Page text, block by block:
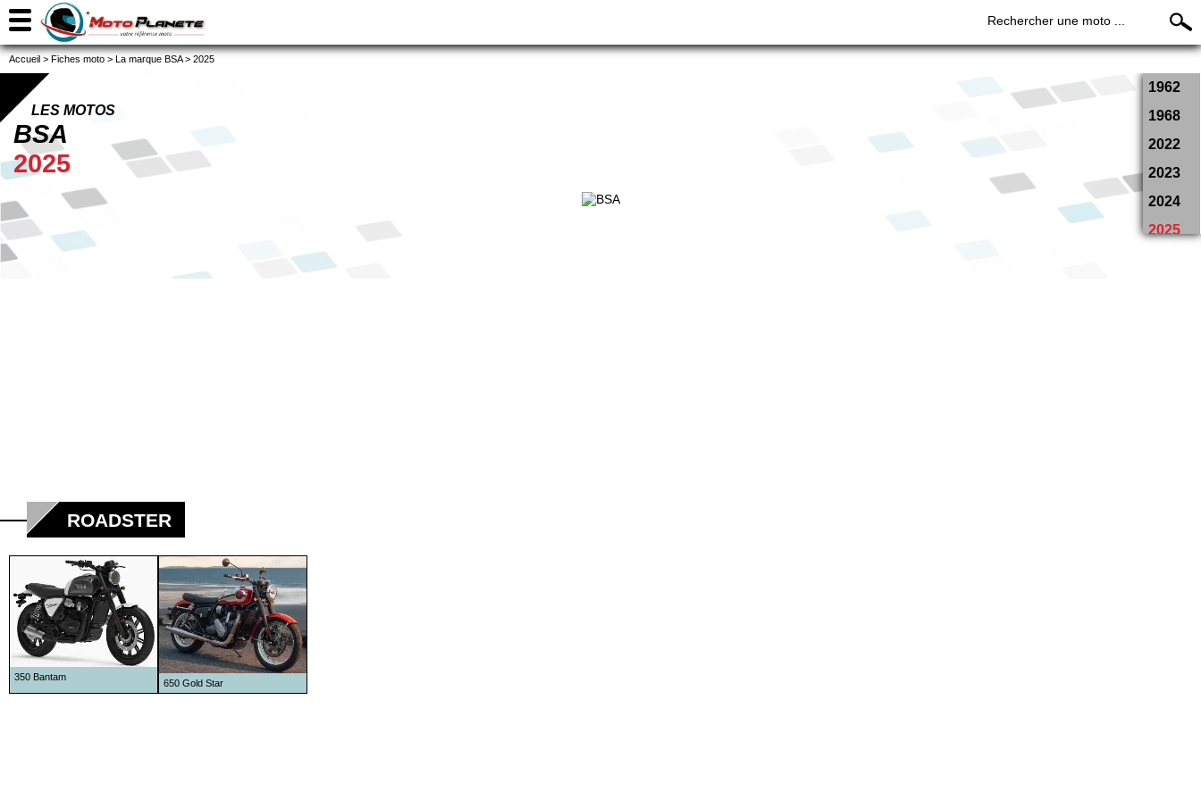
Rechercher une moto ...
Accueil > Fiches moto > La marque BSA > 2025
1962
1968
2022
2023
2024
2025
LES MOTOS
BSA
2025
ROADSTER
350 Bantam
650 Gold Star